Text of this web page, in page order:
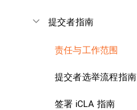
提交者指南
责任与工作范围
提交者选举流程指南
签署 iCLA 指南